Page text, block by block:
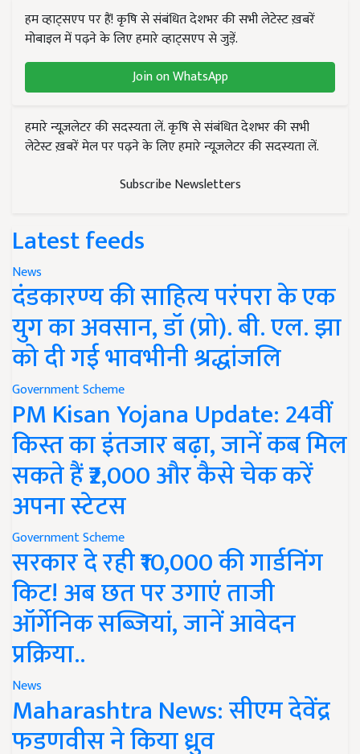
हम व्हाट्सएप पर हैं! कृषि से संबंधित देशभर की सभी लेटेस्ट ख़बरें
मोबाइल में पढ़ने के लिए हमारे व्हाट्सएप से जुड़ें.
Join on WhatsApp
हमारे न्यूज़लेटर की सदस्यता लें. कृषि से संबंधित देशभर की सभी
लेटेस्ट ख़बरें मेल पर पढ़ने के लिए हमारे न्यूज़लेटर की सदस्यता लें.
Subscribe Newsletters
Latest feeds
News
दंडकारण्य की साहित्य परंपरा के एक
युग का अवसान, डॉ (प्रो). बी. एल. झा
को दी गई भावभीनी श्रद्धांजलि
Government Scheme
PM Kisan Yojana Update: 24वीं
किस्त का इंतजार बढ़ा, जानें कब मिल
सकते हैं ₹2,000 और कैसे चेक करें
अपना स्टेटस
Government Scheme
सरकार दे रही ₹10,000 की गार्डनिंग
किट! अब छत पर उगाएं ताजी
ऑर्गेनिक सब्जियां, जानें आवेदन
प्रक्रिया..
News
Maharashtra News: सीएम देवेंद्र
फडणवीस ने किया ध्रुव